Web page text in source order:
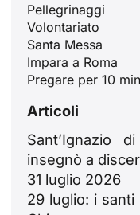
Pellegrinaggi
Volontariato
Santa Messa
Impara a Roma
Pregare per 10
Articoli
Sant’Ignazio
insegnò a
31 luglio 2026
29 luglio: i santi